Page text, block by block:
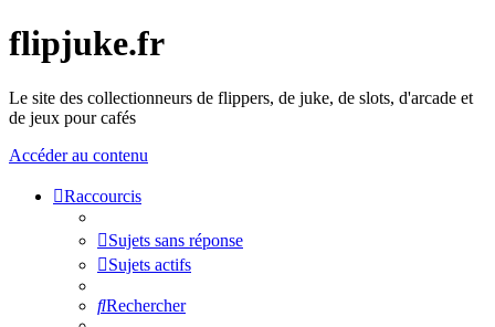
flipjuke.fr
Le site des collectionneurs de flippers, de juke, de slots, d'arcade et
de jeux pour cafés
Accéder au contenu
Raccourcis
Sujets sans réponse
Sujets actifs
Rechercher